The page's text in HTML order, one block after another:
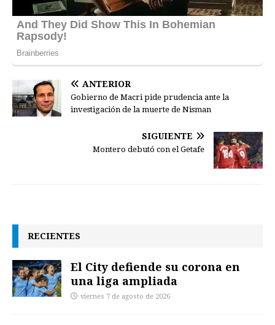
ANTERIOR
Gobierno de Macri pide prudencia ante la
investigación de la muerte de Nisman
SIGUIENTE
Montero debutó con el Getafe
RECIENTES
El City defiende su corona en
una liga ampliada
viernes 7 de agosto de 2026